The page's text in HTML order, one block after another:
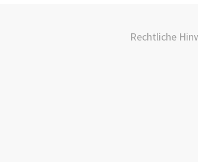
Rechtliche